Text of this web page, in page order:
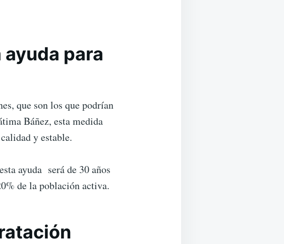
para
que son los que podrían
Báñez, esta medida
y estable.
ayuda será de 30 años
de la población activa.